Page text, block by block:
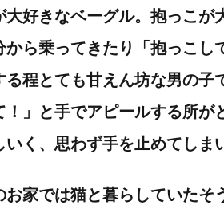
大好きなベーグル。 抱っこが
から乗ってきたり「抱っこし
る程とても甘えん坊な男の子
！」と手でアピールする所が
いく、思わず手を止めてしま
お家では猫と暮らしていたそ